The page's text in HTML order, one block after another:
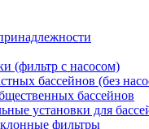
(фильтр с насосом)
бассейнов (без
бассейнов
установки для
фильтры